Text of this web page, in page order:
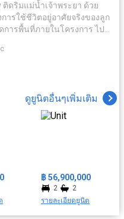
ดริมแม่น้ำเจ้าพระยา ด้วย
ารใช้ชีวิตอยู่อาศัยจริงของลูก
ารพื้นที่ภายในโครงการ ไป
for your Soul แต่
บครัน อาทิ ระบบรักษาความ
เดินทางสะดวกด้วยใกล้
สบายใกล้สถาที่สำคัญ ยกยอ
ดูยูนิตอื่นๆเพิ่มเติม
฿ 56,900,000
2
2
รายละเอียดยูนิต